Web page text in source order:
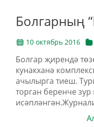
Болгарның
10 октябрь 2016
Болгар җирендә
кунакханә
ачылырга тиеш.
торган беренче зур